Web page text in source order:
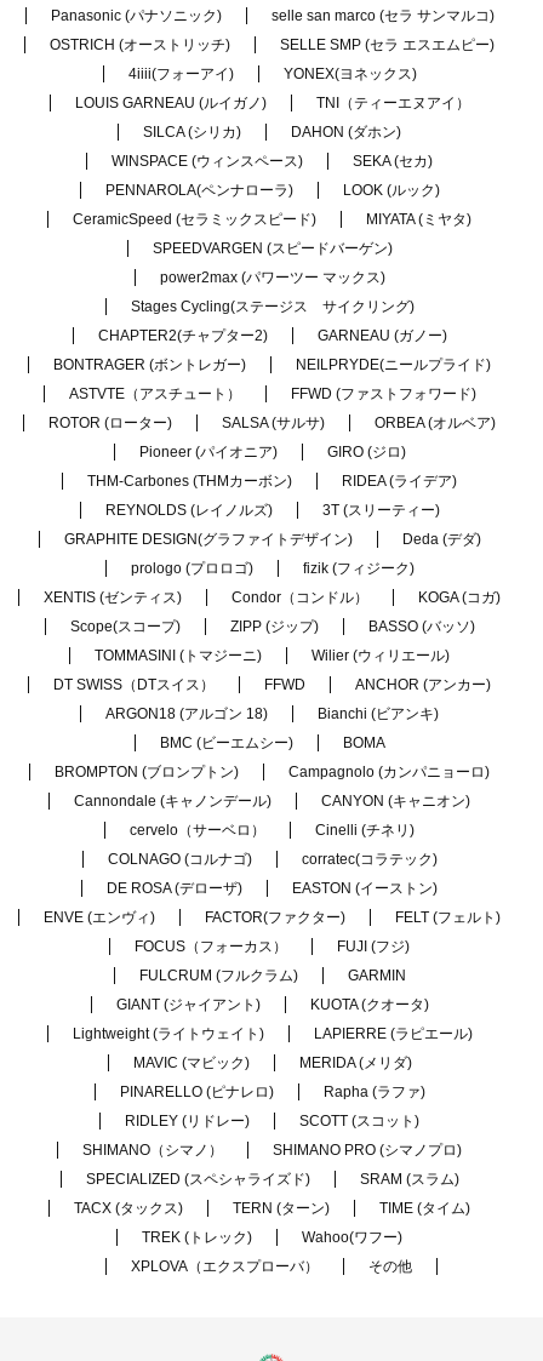
Panasonic (パナソニック)
selle san marco (セラ サンマルコ)
OSTRICH (オーストリッチ)
SELLE SMP (セラ エスエムピー)
4iiii(フォーアイ)
YONEX(ヨネックス)
LOUIS GARNEAU (ルイガノ)
TNI（ティーエヌアイ）
SILCA (シリカ)
DAHON (ダホン)
WINSPACE (ウィンスペース)
SEKA (セカ)
PENNAROLA(ペンナローラ)
LOOK (ルック)
CeramicSpeed (セラミックスピード)
MIYATA (ミヤタ)
SPEEDVARGEN (スピードバーゲン)
power2max (パワーツー マックス)
Stages Cycling(ステージス サイクリング)
CHAPTER2(チャプター2)
GARNEAU (ガノー)
BONTRAGER (ボントレガー)
NEILPRYDE(ニールプライド)
ASTVTE（アスチュート）
FFWD (ファストフォワード)
ROTOR (ローター)
SALSA (サルサ)
ORBEA (オルベア)
Pioneer (パイオニア)
GIRO (ジロ)
THM-Carbones (THMカーボン)
RIDEA (ライデア)
REYNOLDS (レイノルズ)
3T (スリーティー)
GRAPHITE DESIGN(グラファイトデザイン)
Deda (デダ)
prologo (プロロゴ)
fizik (フィジーク)
XENTIS (ゼンティス)
Condor（コンドル）
KOGA (コガ)
Scope(スコープ)
ZIPP (ジップ)
BASSO (バッソ)
TOMMASINI (トマジーニ)
Wilier (ウィリエール)
DT SWISS（DTスイス）
FFWD
ANCHOR (アンカー)
ARGON18 (アルゴン 18)
Bianchi (ビアンキ)
BMC (ビーエムシー)
BOMA
BROMPTON (ブロンプトン)
Campagnolo (カンパニョーロ)
Cannondale (キャノンデール)
CANYON (キャニオン)
cervelo（サーベロ）
Cinelli (チネリ)
COLNAGO (コルナゴ)
corratec(コラテック)
DE ROSA (デローザ)
EASTON (イーストン)
ENVE (エンヴィ)
FACTOR(ファクター)
FELT (フェルト)
FOCUS（フォーカス）
FUJI (フジ)
FULCRUM (フルクラム)
GARMIN
GIANT (ジャイアント)
KUOTA (クオータ)
Lightweight (ライトウェイト)
LAPIERRE (ラピエール)
MAVIC (マビック)
MERIDA (メリダ)
PINARELLO (ピナレロ)
Rapha (ラファ)
RIDLEY (リドレー)
SCOTT (スコット)
SHIMANO（シマノ）
SHIMANO PRO (シマノプロ)
SPECIALIZED (スペシャライズド)
SRAM (スラム)
TACX (タックス)
TERN (ターン)
TIME (タイム)
TREK (トレック)
Wahoo(ワフー)
XPLOVA（エクスプローバ）
その他